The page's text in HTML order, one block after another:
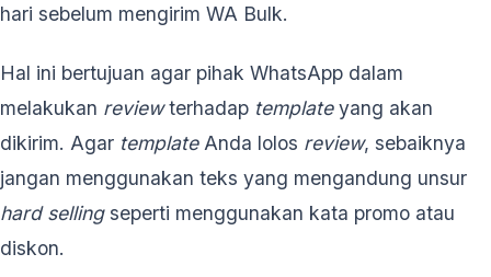
hari sebelum mengirim WA Bulk.
Hal ini bertujuan agar pihak WhatsApp dalam
melakukan reviewterhadap templateyang akan
dikirim. Agar templateAnda lolos review, sebaiknya
jangan menggunakan teks yang mengandung unsur
hard sellingseperti menggunakan kata promo atau
diskon.